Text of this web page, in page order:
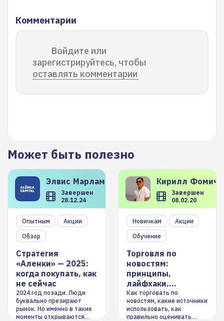
Комментарии
Войдите или
зарегистрируйтесь, чтобы
оставлять комментарии
Может быть полезно
Элвис Марламов
Завершен
28.12.24
Опытным
Акции
Обзор
Стратегия
«Аленки» — 2025:
когда покупать, как
не сейчас
2024 год позади. Люди
буквально презирают
рынок. Но именно в такие
моменты открываются
Кирилл
Завершен
08.02.20
Новичкам
Акции
Обучение
Торговля по
новостям:
принципы,
лайфхаки,
инструменты
Как торговать по
новостям, какие источники
использовать, как
правильно оценивать